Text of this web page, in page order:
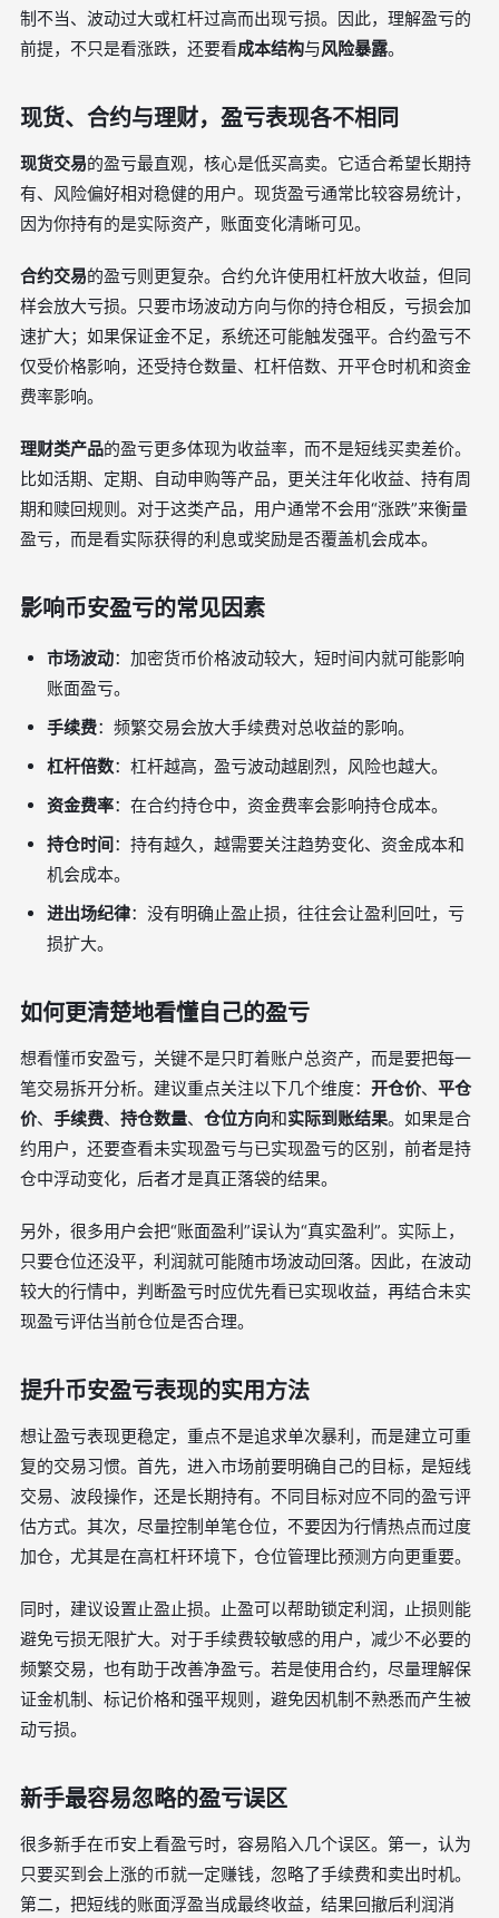
制不当、波动过大或杠杆过高而出现亏损。因此，理解盈亏的
前提，不只是看涨跌，还要看成本结构与风险暴露。
现货、合约与理财，盈亏表现各不相同
现货交易的盈亏最直观，核心是低买高卖。它适合希望长期持
有、风险偏好相对稳健的用户。现货盈亏通常比较容易统计，
因为你持有的是实际资产，账面变化清晰可见。
合约交易的盈亏则更复杂。合约允许使用杠杆放大收益，但同
样会放大亏损。只要市场波动方向与你的持仓相反，亏损会加
速扩大；如果保证金不足，系统还可能触发强平。合约盈亏不
仅受价格影响，还受持仓数量、杠杆倍数、开平仓时机和资金
费率影响。
理财类产品的盈亏更多体现为收益率，而不是短线买卖差价。
比如活期、定期、自动申购等产品，更关注年化收益、持有周
期和赎回规则。对于这类产品，用户通常不会用“涨跌”来衡量
盈亏，而是看实际获得的利息或奖励是否覆盖机会成本。
影响币安盈亏的常见因素
市场波动：加密货币价格波动较大，短时间内就可能影响
账面盈亏。
手续费：频繁交易会放大手续费对总收益的影响。
杠杆倍数：杠杆越高，盈亏波动越剧烈，风险也越大。
资金费率：在合约持仓中，资金费率会影响持仓成本。
持仓时间：持有越久，越需要关注趋势变化、资金成本和
机会成本。
进出场纪律：没有明确止盈止损，往往会让盈利回吐，亏
损扩大。
如何更清楚地看懂自己的盈亏
想看懂币安盈亏，关键不是只盯着账户总资产，而是要把每一
笔交易拆开分析。建议重点关注以下几个维度： 开仓价、 平仓
价、 手续费、 持仓数量、 仓位方向和实际到账结果。如果是合
约用户，还要查看未实现盈亏与已实现盈亏的区别，前者是持
仓中浮动变化，后者才是真正落袋的结果。
另外，很多用户会把“账面盈利”误认为“真实盈利”。实际上，
只要仓位还没平，利润就可能随市场波动回落。因此，在波动
较大的行情中，判断盈亏时应优先看已实现收益，再结合未实
现盈亏评估当前仓位是否合理。
提升币安盈亏表现的实用方法
想让盈亏表现更稳定，重点不是追求单次暴利，而是建立可重
复的交易习惯。首先，进入市场前要明确自己的目标，是短线
交易、波段操作，还是长期持有。不同目标对应不同的盈亏评
估方式。其次，尽量控制单笔仓位，不要因为行情热点而过度
加仓，尤其是在高杠杆环境下，仓位管理比预测方向更重要。
同时，建议设置止盈止损。止盈可以帮助锁定利润，止损则能
避免亏损无限扩大。对于手续费较敏感的用户，减少不必要的
频繁交易，也有助于改善净盈亏。若是使用合约，尽量理解保
证金机制、标记价格和强平规则，避免因机制不熟悉而产生被
动亏损。
新手最容易忽略的盈亏误区
很多新手在币安上看盈亏时，容易陷入几个误区。第一，认为
只要买到会上涨的币就一定赚钱，忽略了手续费和卖出时机。
第二，把短线的账面浮盈当成最终收益，结果回撤后利润消